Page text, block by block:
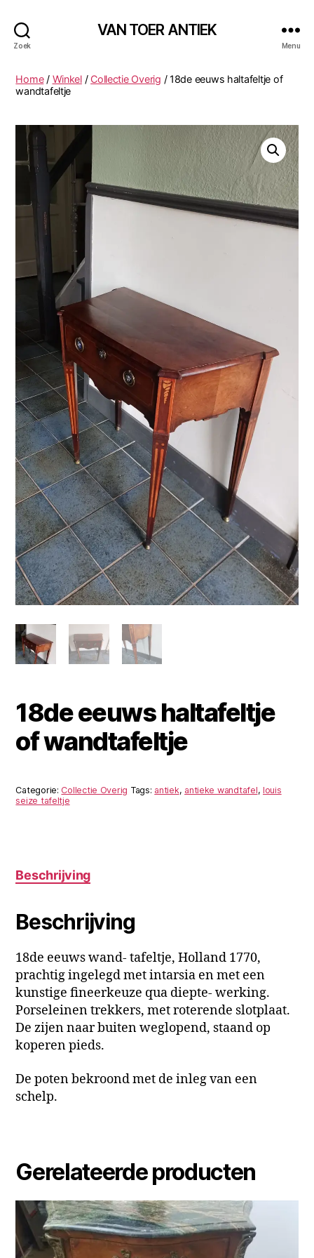
Zoek
VAN TOER ANTIEK
Menu
Home/ Winkel/ Collectie Overig / 18de eeuws haltafeltje of
wandtafeltje
18de eeuws haltafeltje
of wandtafeltje
Categorie: Collectie Overig Tags: antiek, antieke wandtafel, louis
seize tafeltje
Beschrijving
Beschrijving
18de eeuws wand- tafeltje, Holland 1770,
prachtig ingelegd met intarsia en met een
kunstige fineerkeuze qua diepte- werking.
Porseleinen trekkers, met roterende slotplaat.
De zijen naar buiten weglopend, staand op
koperen pieds.
De poten bekroond met de inleg van een
schelp.
Gerelateerde producten